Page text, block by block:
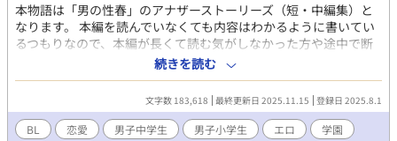
歩く松本の姿は、知らぬ間に誰かの欲望の対象へと変貌を遂げて
いる。 ​爽やかなアスリートの日常と、その裏側に渦巻く濃厚な
男の欲望。一度レンズに捉えられたが最後、彼らの秘められた
「野生」は、二度と隠すことはできない。 ​（この作品はフィクシ
ョンです。また、盗撮は犯罪です。絶対にやめましょう。） ​（過
激な描写を含むため、18歳以上の読者に限定） ​【「男子体操部シ
リーズ」の第14作です。これまでの作品を先に読んでいただける
と、なお一層お楽しみいただけます！】
本物語は「男の性春」のアナザーストーリーズ（短・中編集）と
なります。 本編を読んでいなくても内容はわかるように書いてい
るつもりなので、本編が長くて読む気がしなかった方や途中で断
念した方、初めてこのシリーズを読む方も是非お願い致します。
またそれぞれのキャラの話は独立していますので、あらすじなど
を見て好きなものから読んでいただければと思います。 ↓内容紹
介 成績優秀、スポーツ万能、整った顔立ちでありながら、同性に
性的な感情を抱いてしまうことに苦悩する少年壮太の周りの何人
続きを読む
文字数 183,618 最終更新日 2025.11.15 登録日 2025.8.1
BL 恋愛 男子中学生 男子小学生 エロ
学園